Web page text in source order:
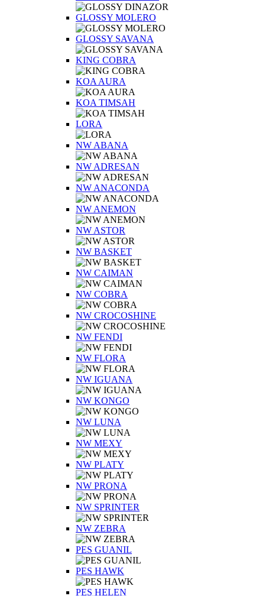
GLOSSY MOLERO
GLOSSY SAVANA
KING COBRA
KOA AURA
KOA TIMSAH
LORA
NW ABANA
NW ADRESAN
NW ANACONDA
NW ANEMON
NW ASTOR
NW BASKET
NW CAIMAN
NW COBRA
NW CROCOSHINE
NW FENDI
NW FLORA
NW IGUANA
NW KONGO
NW LUNA
NW MEXY
NW PLATY
NW PRONA
NW SPRINTER
NW ZEBRA
PES GUANIL
PES HAWK
PES HELEN